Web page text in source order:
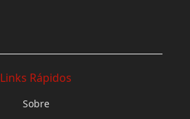
Links Rápidos
Sobre